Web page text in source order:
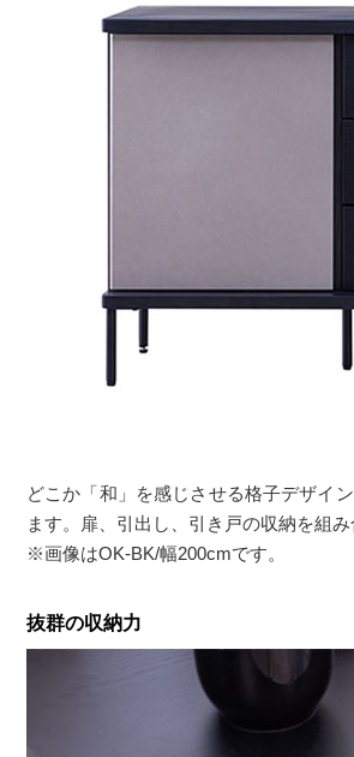
どこか「和」を感じさせる格子デザイ
ます。扉、引出し、引き戸の収納を組
※画像はOK-BK/幅200cmです。
抜群の収納力